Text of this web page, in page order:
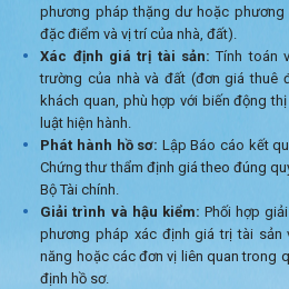
phương pháp thặng dư hoặc phương
đặc điểm và vị trí của nhà, đất).
Xác định giá trị tài sản: Tính toán
trường của nhà và đất (đơn giá thuê
khách quan, phù hợp với biến động
luật hiện hành.
Phát hành hồ sơ: Lập Báo cáo kết
Chứng thư thẩm định giá theo đúng
Bộ Tài chính.
Giải trình và hậu kiểm: Phối hợp
phương pháp xác định giá trị tài sản
năng hoặc các đơn vị liên quan trong
định hồ sơ.